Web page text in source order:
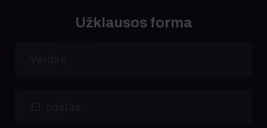
Užklausos forma